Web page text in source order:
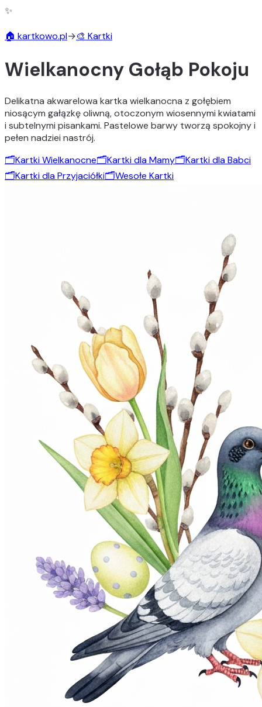
✨
🏠 kartkowo.pl→🎨 Kartki
Wielkanocny Gołąb Pokoju
Delikatna akwarelowa kartka wielkanocna z gołębiem
niosącym gałązkę oliwną, otoczonym wiosennymi kwiatami
i subtelnymi pisankami. Pastelowe barwy tworzą spokojny i
pełen nadziei nastrój.
🗂️Kartki Wielkanocne🗂️Kartki dla Mamy🗂️Kartki dla Babci
🗂️Kartki dla Przyjaciółki🗂️Wesołe Kartki